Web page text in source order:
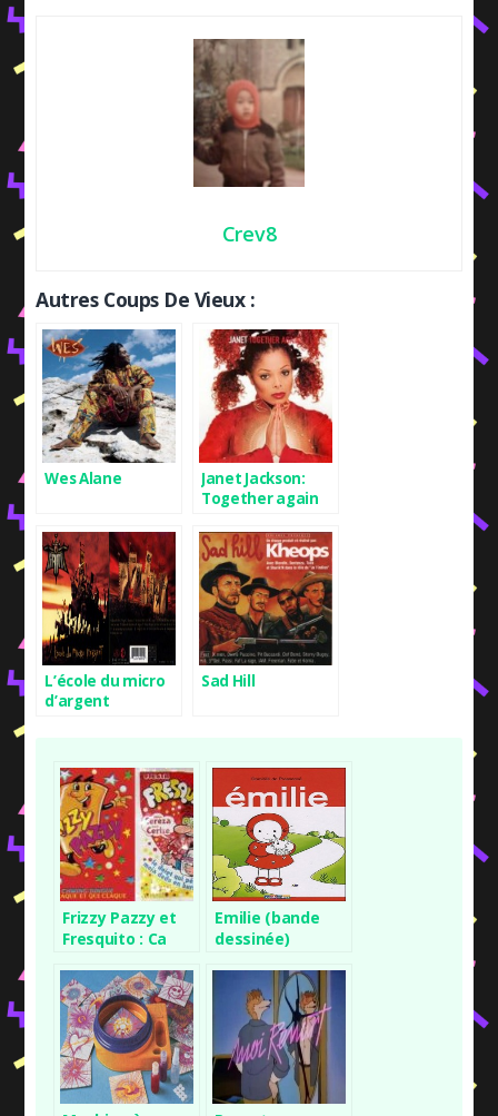
Crev8
Autres Coups De Vieux :
Wes Alane
Janet Jackson:
Together again
L’école du micro
d’argent
Sad Hill
Frizzy Pazzy et
Fresquito : Ca
langue !
Emilie (bande
dessinée)